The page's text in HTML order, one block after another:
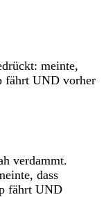
meinte,
fährt UND vorher
verdammt.
dass
fährt UND